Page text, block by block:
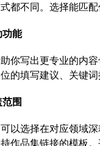
都不同。选择能匹
能
你写出更专业的内
的填写建议、关键
围
以选择在对应领域
作品集链接的模板